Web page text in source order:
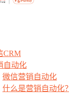
CRM
自动化
微信营销自动化
什么是营销自动化？